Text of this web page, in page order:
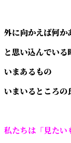
外に向かえば何か
と思い込んでいる
いまあるもの
いまいるところの
私たちは「見たい